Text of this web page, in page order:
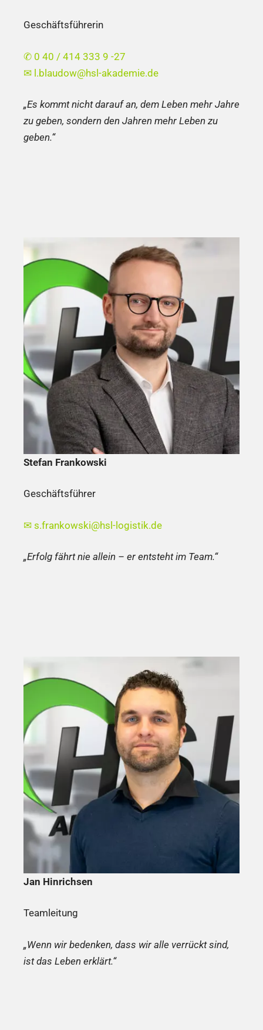
Geschäftsführerin
✆ 0 40 / 414 333 9 -27
✉ l.blaudow@hsl-akademie.de
„Es kommt nicht darauf an, dem Leben mehr Jahre
zu geben, sondern den Jahren mehr Leben zu
geben.“
Stefan Frankowski
Geschäftsführer
✉ s.frankowski@hsl-logistik.de
„Erfolg fährt nie allein – er entsteht im Team.“
Jan Hinrichsen
Teamleitung
„Wenn wir bedenken, dass wir alle verrückt sind,
ist das Leben erklärt.“